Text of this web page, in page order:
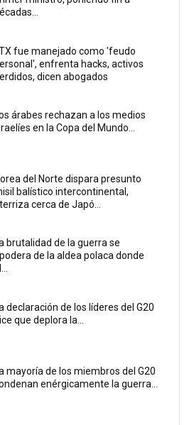
fue manejado como 'feudo
enfrenta hacks, activos
dicen abogados
árabes rechazan a los medios
en la Copa del Mundo...
del Norte dispara presunto
balístico intercontinental,
cerca de Japó...
brutalidad de la guerra se
de la aldea polaca donde
declaración de los líderes del G20
que deplora la...
mayoría de los miembros del G20
enérgicamente la guerra...